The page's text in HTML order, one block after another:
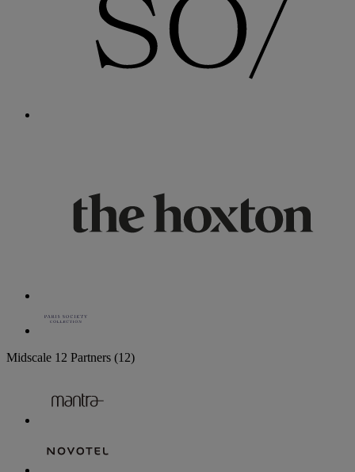
Midscale 12 Partners (12)